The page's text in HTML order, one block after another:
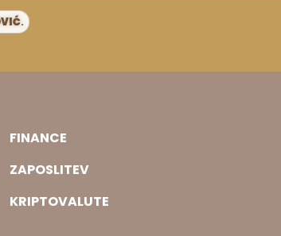
.
FINANCE
ZAPOSLITEV
KRIPTOVALUTE